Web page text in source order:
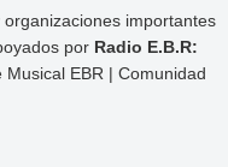
importantes
por Radio E.B.R:
EBR | Comunidad